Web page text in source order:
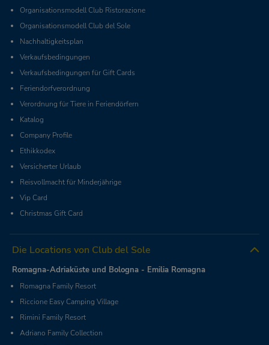
Organisationsmodell Club Ristorazione
Organisationsmodell Club del Sole
Nachhaltigkeitsplan
Verkaufsbedingungen
Verkaufsbedingungen für Gift Cards
Feriendorfverordnung
Verordnung für Tiere in Feriendörfern
Katalog
Company Profile
Ethikkodex
Versicherter Urlaub
Reisvollmacht für Minderjährige
Vip Card
Christmas Gift Card
Die Locations von Club del Sole
Romagna-Adriaküste und Bologna - Emilia Romagna
Romagna Family Resort
Riccione Easy Camping Village
Rimini Family Resort
Adriano Family Collection